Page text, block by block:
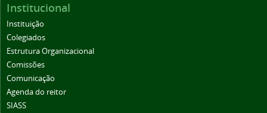
Institucional
Instituição
Colegiados
Estrutura Organizacional
Comissões
Comunicação
Agenda do reitor
SIASS